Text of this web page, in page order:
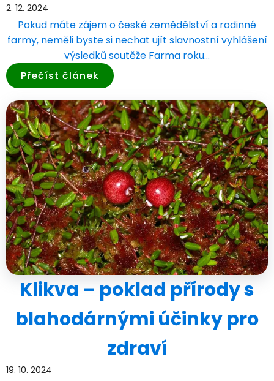
2. 12. 2024
Pokud máte zájem o české zemědělství a rodinné
farmy, neměli byste si nechat ujít slavnostní vyhlášení
výsledků soutěže Farma roku…
Přečíst článek
Klikva – poklad přírody s
blahodárnými účinky pro
zdraví
19. 10. 2024